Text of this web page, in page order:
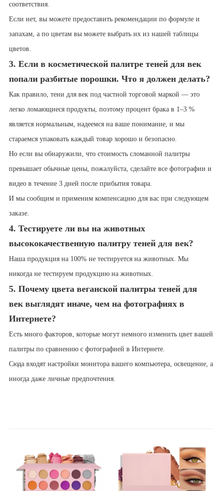
соответствия.
Если нет, вы можете предоставить рекомендации по формуле и
запахам, а по цветам вы можете выбрать их из нашей таблицы
цветов.
3. Если в косметической палитре теней для век
попали разбитые порошки. Что я должен делать?
Как правило, тени для век под частной торговой маркой — это
легко ломающиеся продукты, поэтому процент брака в 1–3 %
является нормальным, надеемся на ваше понимание, и мы
стараемся упаковать каждый товар хорошо и безопасно.
Но если вы обнаружили, что стоимость сломанной палитры
превышает обычные цены, пожалуйста, сделайте все фотографии и
видео в течение 3 дней после прибытия товара.
И мы сообщим и применим компенсацию для вас при следующем
заказе.
4. Тестируете ли вы на животных
высококачественную палитру теней для век?
Наша продукция на 100% не тестируется на животных. Мы
никогда не тестируем продукцию на животных.
5. Почему цвета веганской палитры теней для
век выглядят иначе, чем на фотографиях в
Интернете?
Есть много факторов, которые могут немного изменить цвет вашей
палитры по сравнению с фотографией в Интернете.
Сюда входят настройки монитора вашего компьютера, освещение, а
иногда даже личные предпочтения.